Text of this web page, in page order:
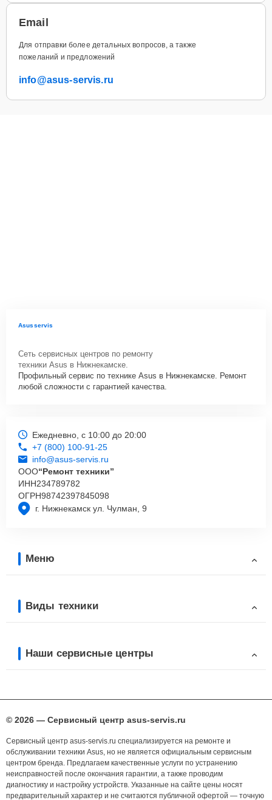
Email
Для отправки более детальных вопросов, а также
пожеланий и предложений
info@asus-servis.ru
Asusservis
Сеть сервисных центров по ремонту
техники Asus в Нижнекамске.
Профильный сервис по технике Asus в Нижнекамске. Ремонт
любой сложности с гарантией качества.
г. Нижнекамск ул. Чулман, 9
Ежедневно, с 10:00 до 20:00
+7 (800) 100-91-25
info@asus-servis.ru
ООО“Ремонт техники”
ИНН234789782
ОГРН98742397845098
Меню
Виды техники
Наши сервисные центры
© 2026 — Сервисный центр asus-servis.ru
Сервисный центр asus-servis.ru специализируется на ремонте и
обслуживании техники Asus, но не является официальным сервисным
центром бренда. Предлагаем качественные услуги по устранению
неисправностей после окончания гарантии, а также проводим
диагностику и настройку устройств. Указанные на сайте цены носят
предварительный характер и не считаются публичной офертой — точную